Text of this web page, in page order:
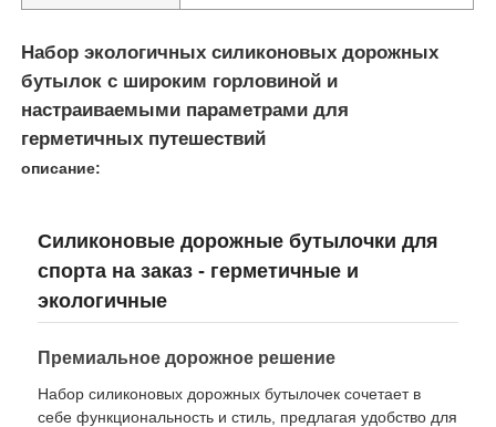
Домой
Видеозаписи
Набор экологичных силиконовых дорожных
бутылок с широким горловиной и
настраиваемыми параметрами для
герметичных путешествий
описание:
Силиконовые дорожные бутылочки для
спорта на заказ - герметичные и
экологичные
Премиальное дорожное решение
Набор силиконовых дорожных бутылочек сочетает в
себе функциональность и стиль, предлагая удобство для